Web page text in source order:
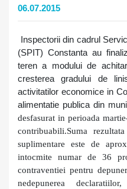
06.07.2015
Inspectorii din cadrul
(SPIT) Constanta au
teren a modului de
cresterea gradului de
activitatilor economice in
alimentatie publica din
desfasurat in perioada
contribuabili.Suma
suplimentare este de
intocmite numar de 36
contraventiei pentru
nedepunerea